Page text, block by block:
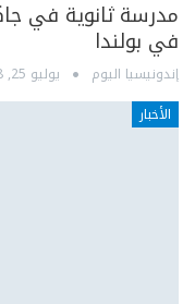
مدرسة ثانوية في
في بولندا
إندونيسيا اليوم يوليو 25, 2018
الأخبار